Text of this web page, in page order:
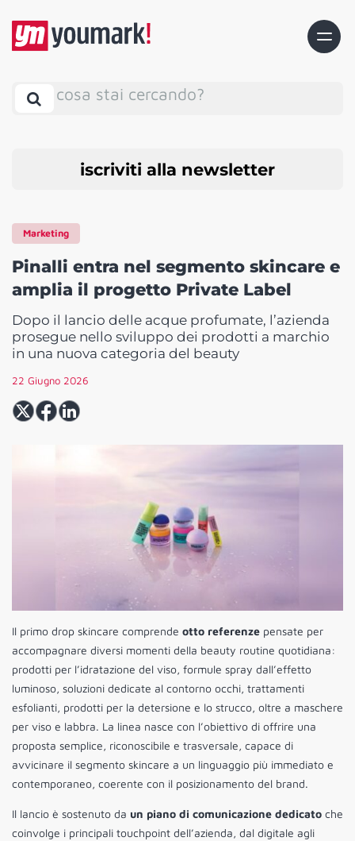
cosa stai cercando?
iscriviti alla newsletter
Marketing
Pinalli entra nel segmento skincare e
amplia il progetto Private Label
Dopo il lancio delle acque profumate, l’azienda
prosegue nello sviluppo dei prodotti a marchio
in una nuova categoria del beauty
22 Giugno 2026
Il primo drop skincare comprende otto referenze pensate per
accompagnare diversi momenti della beauty routine quotidiana:
prodotti per l’idratazione del viso, formule spray dall’effetto
luminoso, soluzioni dedicate al contorno occhi, trattamenti
esfolianti, prodotti per la detersione e lo strucco, oltre a maschere
per viso e labbra. La linea nasce con l’obiettivo di offrire una
proposta semplice, riconoscibile e trasversale, capace di
avvicinare il segmento skincare a un linguaggio più immediato e
contemporaneo, coerente con il posizionamento del brand.
Il lancio è sostenuto da un piano di comunicazione dedicato che
coinvolge i principali touchpoint dell’azienda, dal digitale agli